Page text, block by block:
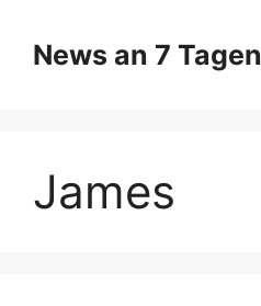
Inhalt
springen
News an 7 Tagen
James